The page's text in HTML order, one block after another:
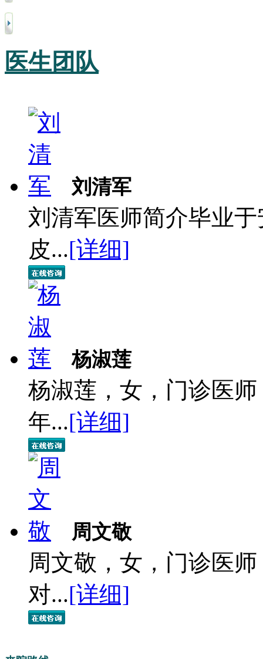
医生团队
刘清军
刘清军医师简介毕业
皮...[详细]
杨淑莲
杨淑莲，女，门诊医
年...[详细]
周文敬
周文敬，女，门诊医
对...[详细]